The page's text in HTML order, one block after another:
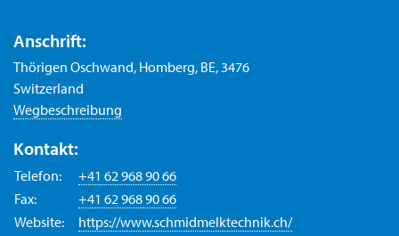
Anschrift:
Thörigen Oschwand, Homberg, BE, 3476
Switzerland
Wegbeschreibung
Kontakt:
Telefon:
+41 62 968 90 66
Fax:
+41 62 968 90 66
Website:
https://www.schmidmelktechnik.ch/